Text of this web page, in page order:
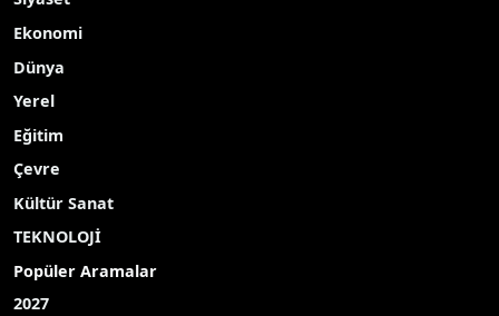
Ekonomi
Dünya
Yerel
Eğitim
Çevre
Kültür Sanat
TEKNOLOJİ
Popüler Aramalar
2027